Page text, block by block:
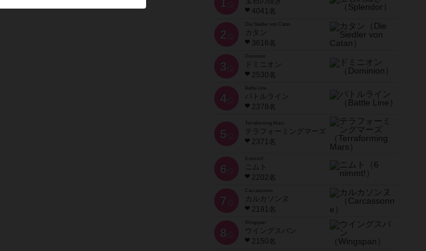
位
4041名
2 位
Die Siedler von Catan
カタン
3616名
3 位
ドミニオン
2530名
4位
Battle Line
バトルライン
2378名
5 位
Terraforming Mars
テラフォーミングマーズ
2371名
6 位
ニムト
2202名
7 位
Carcassonne
カルカソンヌ
2191名
8 位
Wingspan
ウイングスパン
2150名